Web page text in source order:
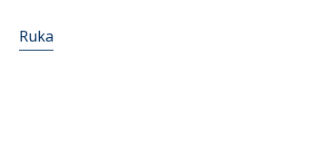
Ruka